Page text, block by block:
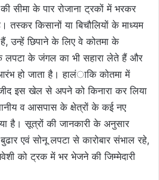
सीमा के पार रोजाना ट्रकों में भरकर
तस्कर किसानों या बिचौलियों के माध्यम
उन्हें छिपाने के लिए वे कोतमा के
के जंगल का भी सहारा लेते हैं और
हो जाता है। हालंाकि कोतमा में
इस खेल से अपने को किनारा कर लिया
व आसपास के क्षेत्रों के कई नए
है। सूत्रों की जानकारी के अनुसार
बुढार एवं सोनू लपटा से कारोबार संभाल रहे,
को ट्रक में भर भेजने की जिम्मेदारी